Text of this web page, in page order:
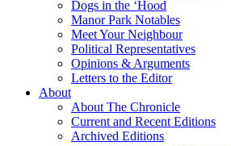
Dogs in the ‘Hood
Manor Park Notables
Meet Your Neighbour
Political Representatives
Opinions & Arguments
Letters to the Editor
About
About The Chronicle
Current and Recent Editions
Archived Editions